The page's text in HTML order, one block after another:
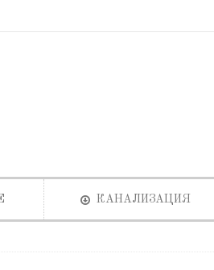
КАНАЛИЗАЦИЯ